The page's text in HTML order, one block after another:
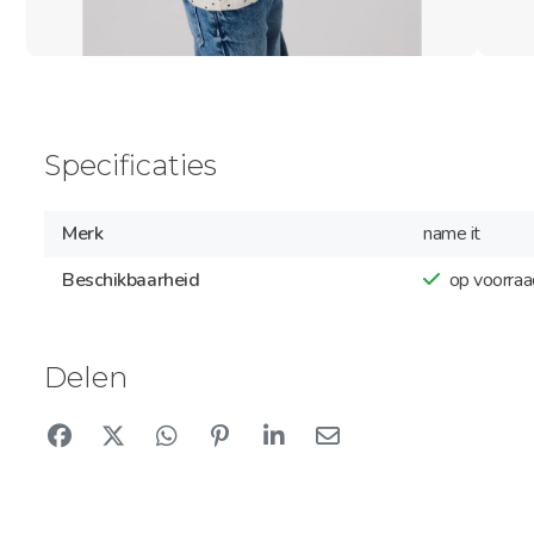
Specificaties
Merk
name it
Beschikbaarheid
op
Delen